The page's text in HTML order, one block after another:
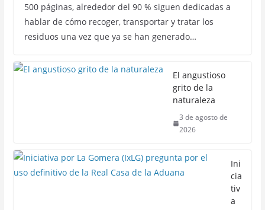
500 páginas, alrededor del 90 % siguen dedicadas a
hablar de cómo recoger, transportar y tratar los
residuos una vez que ya se han generado…
El angustioso
grito de la
naturaleza
3 de agosto de
2026
Ini
cia
tiv
a